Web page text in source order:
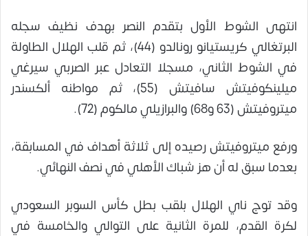
انتهى الشوط الأول بتقدم النصر بهدف نظيف سجله
البرتغالي كريستيانو رونالدو (44)، ثم قلب الهلال الطاولة
في الشوط الثاني، مسجلا التعادل عبر الصربي سيرغي
ميلينكوفيتش سافيتش (55)، ثم مواطنه ألكسندر
ميتروفيتش (63 و68) والبرازيلي مالكوم (72).
ورفع ميتروفيتش رصيده إلى ثلاثة أهداف في المسابقة،
بعدما سبق له أن هز شباك الأهلي في نصف النهائي.
وقد توج ناي الهلال بلقب بطل كأس السوبر السعودي
لكرة القدم، للمرة الثانية على التوالي والخامسة في